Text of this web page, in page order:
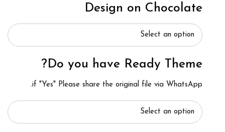
Design on Chocolate
Do you have Ready Theme?
if "Yes" Please share the original file via WhatsApp.